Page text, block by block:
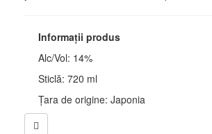
Informații produs
Alc/Vol: 14%
Sticlă: 720 ml
Țara de origine: Japonia